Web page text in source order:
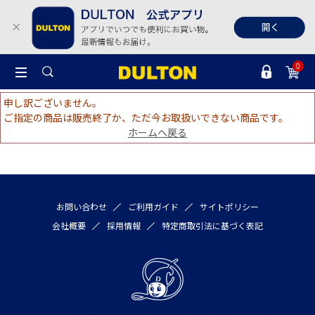
0
申し訳ございません。
ご指定の商品は販売終了か、ただ今お取扱いできない商品です。
ホームへ戻る
お問い合わせ ご利用ガイド
サイトポリシー
会社概要
採用情報 特定商取引法に基づく表記